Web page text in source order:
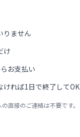
りません
け
お支払い
れば1日で終了してOK
直接のご連絡は不要です。